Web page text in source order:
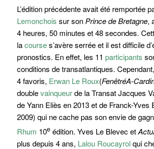
L’édition précédente avait été remportée
Lemonchois sur son Prince de Bretagne,
4 heures, 50 minutes et 48 secondes.
lacourses’avère serrée et il est difficile
pronostics. En effet, les 11 participants
conditions de transatlantiques.
4 favoris, Erwan Le Roux(FenêtréA-
doublevainqueurde la Transat Jacques
de Yann Eliès en 2013 et de Franck-Yves
2009) qui ne cache pas son envie de
Rhum 10eédition. Yves Le Blevec et
plus depuis 4 ans, Lalou Roucayrolqui